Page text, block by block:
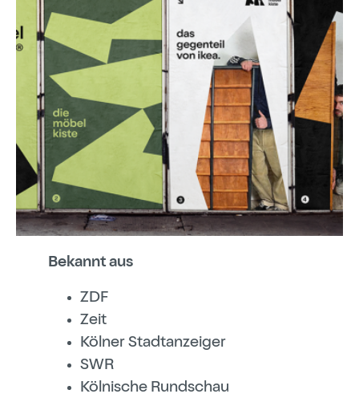
Bekannt aus
ZDF
Zeit
Kölner Stadtanzeiger
SWR
Kölnische Rundschau